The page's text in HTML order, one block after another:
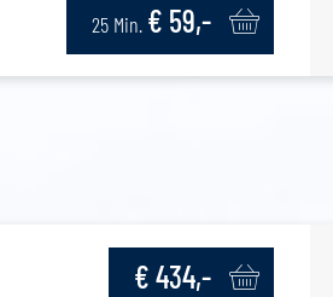
25 Min. € 59,-
€ 434,-